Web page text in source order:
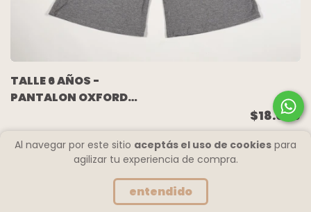
Al navegar por este sitio aceptás el uso de cookies para
agilizar tu experiencia de compra.
entendido
TALLE 6 AÑOS -
PANTALON OXFORD
$18.000